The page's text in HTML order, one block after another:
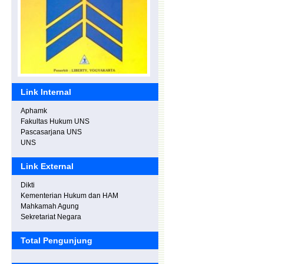
Pelantikan Rektor Terpilih UNIMA
Silahturahmi dan Halal bihalal dengan
civitas akademi UNIMA.
Peresmian Gedung "Budi Tjahjono" di
Link Internal
Aphamk
Fakultas Hukum UNS
Pascasarjana UNS
UNS
Link External
Dikti
Kementerian Hukum dan HAM
Mahkamah Agung
Sekretariat Negara
Total Pengunjung